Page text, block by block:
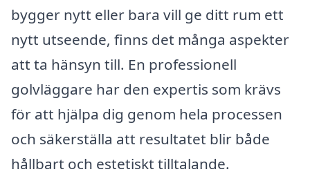
bygger nytt eller bara vill ge ditt rum ett
nytt utseende, finns det många aspekter
att ta hänsyn till. En professionell
golvläggare har den expertis som krävs
för att hjälpa dig genom hela processen
och säkerställa att resultatet blir både
hållbart och estetiskt tilltalande.